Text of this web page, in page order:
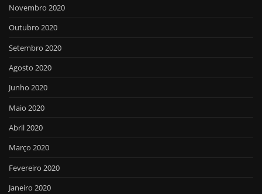
Novembro 2020
Outubro 2020
Setembro 2020
Agosto 2020
Junho 2020
Maio 2020
Abril 2020
Março 2020
Fevereiro 2020
Janeiro 2020